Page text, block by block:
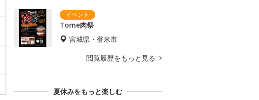
Tome肉祭
宮城県・登米市
閲覧履歴をもっと見る
夏休みをもっと楽しむ